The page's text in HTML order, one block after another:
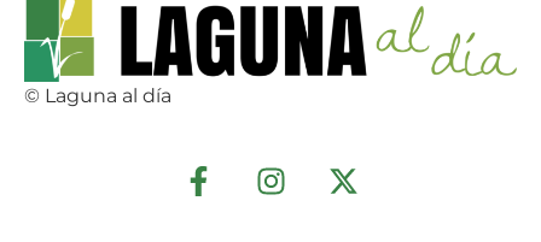
© Laguna al día